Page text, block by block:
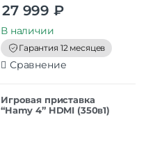
o
t
o
f
5
27 999 ₽
В наличии
Гарантия 12 месяцев
Сравнение
Игровая приставка
“Hamy 4” HDMI (350в1)